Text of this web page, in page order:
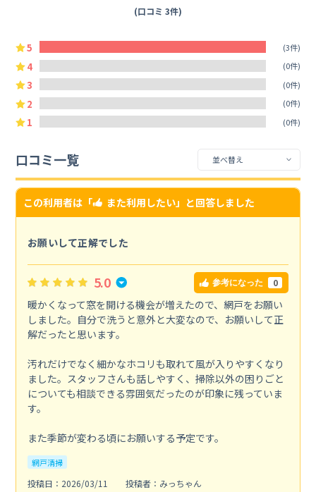
(口コミ 3件)
5 (3件)
4 (0件)
3 (0件)
2 (0件)
1 (0件)
口コミ一覧
この利用者は「 また利用したい」と回答しました
お願いして正解でした
5.0 参考になった 0
暖かくなって窓を開ける機会が増えたので、網戸をお願い
しました。自分で洗うと意外と大変なので、お願いして正
解だったと思います。
汚れだけでなく細かなホコリも取れて風が入りやすくなり
ました。スタッフさんも話しやすく、掃除以外の困りごと
についても相談できる雰囲気だったのが印象に残っていま
す。
また季節が変わる頃にお願いする予定です。
網戸清掃
投稿日：2026/03/11
投稿者：みっちゃん